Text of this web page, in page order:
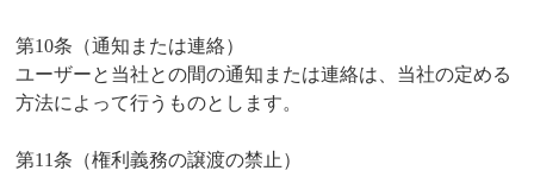
第10条（通知または連絡）
ユーザーと当社との間の通知または連絡は、当社の定める
方法によって行うものとします。
第11条（権利義務の譲渡の禁止）